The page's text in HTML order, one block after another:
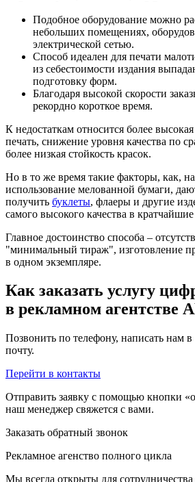
Подобное оборудование можно
небольших помещениях,
электрической сетью.
Способ идеален для печати
из себестоимости издания
подготовку форм.
Благодаря высокой скорости
рекордно короткое время.
К недостаткам относится более
печать, снижение уровня качества по
более низкая стойкость красок.
Но в то же время такие факторы, как,
использование мелованной бумаги,
получить буклеты, флаеры и другие
самого высокого качества в
Главное достоинство способа –
"минимальный тираж", изготовление
в одном экземпляре.
Как заказать услугу
в рекламном агентстве
Позвонить по телефону, написать нам
почту.
Перейти в контакты
Отправить заявку с помощью кнопки
наш менеджер свяжется с вами.
Заказать обратный звонок
Рекламное агенство полного цикла
Мы всегда открыты для